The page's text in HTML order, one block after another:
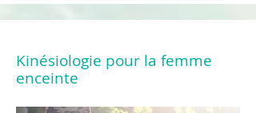
Kinésiologie pour la femme
enceinte